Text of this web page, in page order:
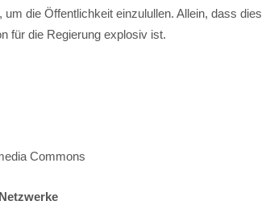
die Öffentlichkeit einzulullen. Allein, dass dies
für die Regierung explosiv ist.
Commons